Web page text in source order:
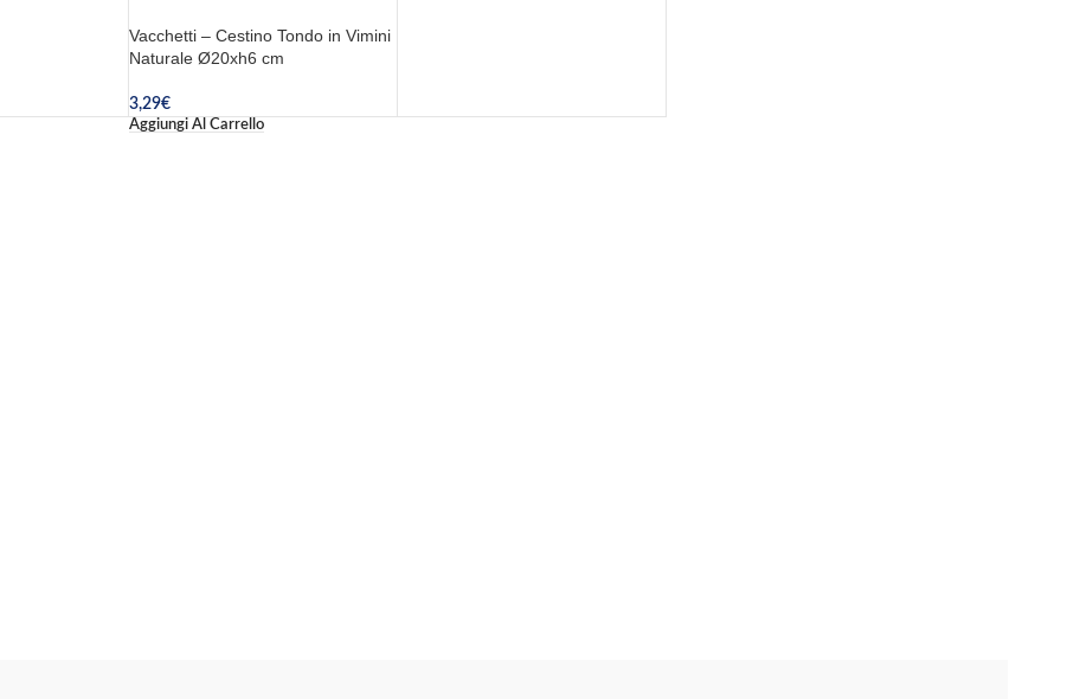
Vacchetti – Cestino Tondo in Vimini
Naturale Ø20xh6 cm
3,29€
Aggiungi Al Carrello